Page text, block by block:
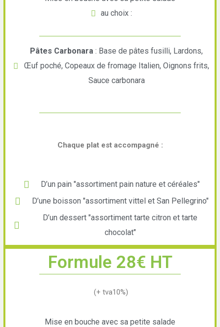
au choix :
Pâtes Carbonara : Base de pâtes fusilli, Lardons,
Œuf poché, Copeaux de fromage Italien, Oignons frits,
Sauce carbonara
Chaque plat est accompagné :
D’un pain "assortiment pain nature et céréales"
D’une boisson "assortiment vittel et San Pellegrino"
D’un dessert "assortiment tarte citron et tarte
chocolat"
Formule 28€ HT
(+ tva10%)
Mise en bouche avec sa petite salade